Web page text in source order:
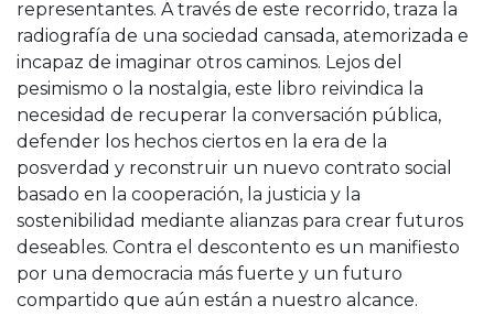
representantes. A través de este recorrido, traza la
radiografía de una sociedad cansada, atemorizada e
incapaz de imaginar otros caminos. Lejos del
pesimismo o la nostalgia, este libro reivindica la
necesidad de recuperar la conversación pública,
defender los hechos ciertos en la era de la
posverdad y reconstruir un nuevo contrato social
basado en la cooperación, la justicia y la
sostenibilidad mediante alianzas para crear futuros
deseables. Contra el descontento es un manifiesto
por una democracia más fuerte y un futuro
compartido que aún están a nuestro alcance.